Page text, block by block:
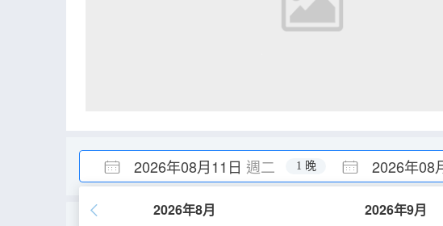
2026年08月11日 週二 2026年08
1 晚
2026年8月 2026年9月